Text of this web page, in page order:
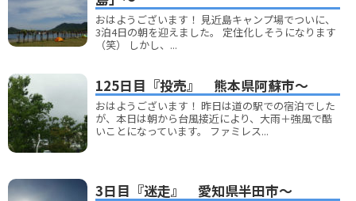
おはようございます！ 見近島キャンプ場でついに、
3泊4日の朝を迎えました。 定住化しそうになります
（笑） しかし、...
125日目『投売』 熊本県阿蘇市～
おはようございます！ 昨日は道の駅での宿泊でした
が、本日は朝から台風接近により、大雨＋強風で酷
いことになっています。 ファミレス...
3日目『迷走』 愛知県半田市～